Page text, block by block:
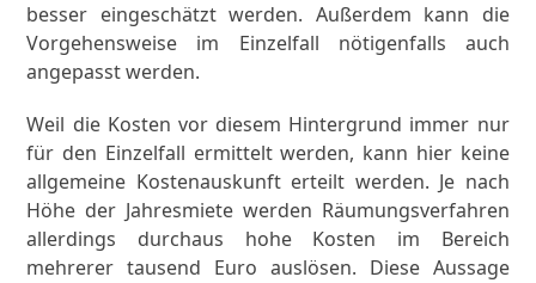
besser eingeschätzt werden. Außerdem kann die
Vorgehensweise im Einzelfall nötigenfalls auch
angepasst werden.
Weil die Kosten vor diesem Hintergrund immer nur
für den Einzelfall ermittelt werden, kann hier keine
allgemeine Kostenauskunft erteilt werden. Je nach
Höhe der Jahresmiete werden Räumungsverfahren
allerdings durchaus hohe Kosten im Bereich
mehrerer tausend Euro auslösen. Diese Aussage